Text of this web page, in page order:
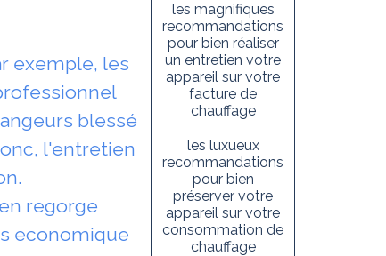
exemple, les
blessé
l'entretien
regorge
economique
les magnifiques
recommandations
pour bien réaliser
un entretien votre
appareil sur votre
facture de
chauffage
les luxueux
recommandations
pour bien
préserver votre
appareil sur votre
consommation de
chauffage